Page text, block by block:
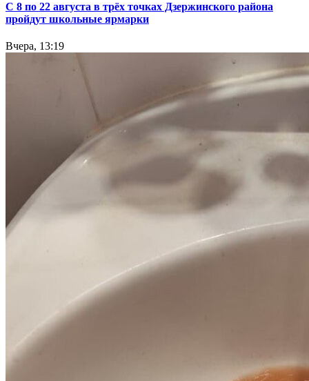
С 8 по 22 августа в трёх точках Дзержинского района
пройдут школьные ярмарки
Вчера, 13:19